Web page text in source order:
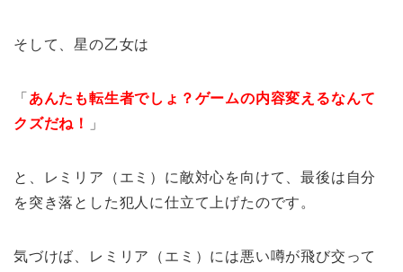
そして、星の乙女は
「 あんたも転生者でしょ？ゲームの内容変えるなんて
クズだね！
」
と、レミリア（エミ）に敵対心を向けて、最後は自分
を突き落とした犯人に仕立て上げたのです。
気づけば、レミリア（エミ）には悪い噂が飛び交って